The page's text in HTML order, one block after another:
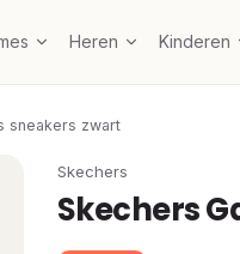
Heren Kinderen
sneakers zwart
Skechers
Skechers